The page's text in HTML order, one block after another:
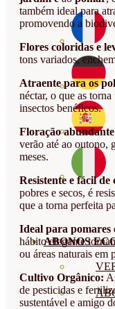
ABONOS
também ideal para
promovendo a
Flores coloridas e
tons variados,
Atraente para os
néctar, o que as
insectos benéficos.
Floração
verão até ao outono,
meses.
Resistente e fácil
pobres e secos, é
que a torna perfeita
Ideal para pomares
hábito elegante
ou áreas naturais em
Cultivo Orgânico:
de pesticidas e
sustentável e amigo